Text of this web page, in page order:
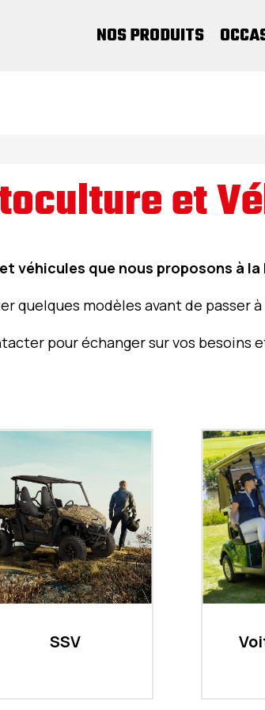
NOS PRODUITS
et
véhicules que nous proposons à
quelques modèles avant de passer
pour échanger sur vos besoins
SSV